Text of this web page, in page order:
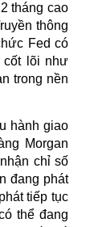
tháng cao
thông
Fed có
cốt lõi như
trong nền
hành giao
Morgan
chỉ số
đang phát
tiếp tục
thể đang